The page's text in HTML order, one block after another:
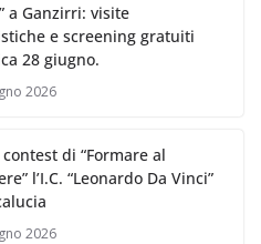
a Ganzirri: visite
e screening gratuiti
28 giugno.
2026
di “Formare al
l’I.C. “Leonardo Da Vinci”
2026